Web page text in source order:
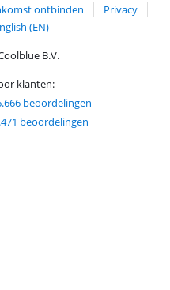
ontbinden
Privacy
(EN)
B.V.
klanten:
beoordelingen
beoordelingen